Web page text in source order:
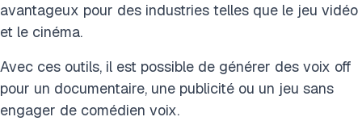
avantageux pour des industries telles que le jeu vidéo
et le cinéma.
Avec ces outils, il est possible de générer des voix off
pour un documentaire, une publicité ou un jeu sans
engager de comédien voix.